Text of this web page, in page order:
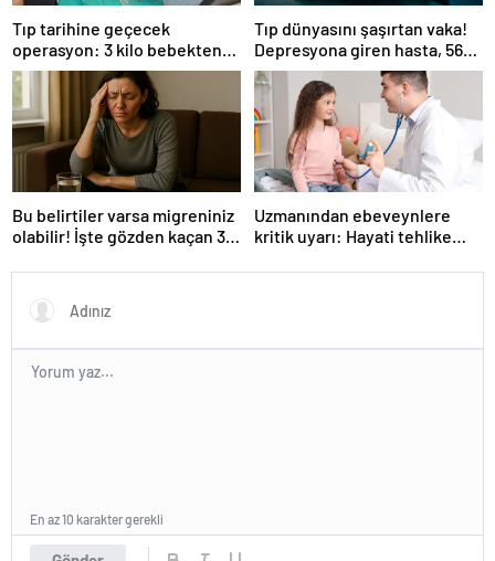
Tıp tarihine geçecek
operasyon: 3 kilo bebekten
yarım kilo tümor çıktı
Tıp dünyasını şaşırtan vaka!
Depresyona giren hasta, 56
gün boyunca kesintisiz uyudu
Bu belirtiler varsa migreniniz
olabilir! İşte gözden kaçan 3
Uzmanından ebeveynlere
kritik uyarı: Hayati tehlike
En az 10 karakter gerekli